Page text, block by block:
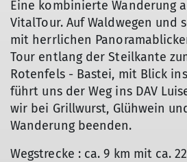
Eine kombinierte Wanderung
VitalTour. Auf Waldwegen und
mit herrlichen
Tour entlang der Steilkante
Rotenfels - Bastei, mit Blick
führt uns der Weg ins DAV
wir bei Grillwurst, Glühwein
Wanderung beenden.
Wegstrecke : ca. 9 km mit ca.